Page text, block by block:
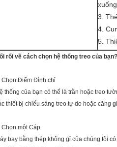
3.
4.
5.
rối về cách chọn hệ thống treo của bạn?
Chọn Điểm Đình chỉ
thống của bạn có thể là trần hoặc treo
thiết bị chiếu sáng treo tự do hoặc căng
Chọn một Cáp
bay bằng thép không gỉ của chúng tôi